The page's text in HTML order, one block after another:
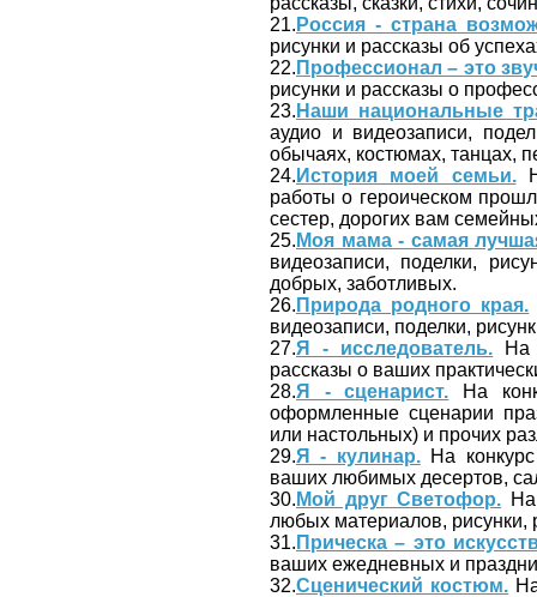
21. Россия - страна
рисунки и рассказы об
22. Профессионал – это
рисунки и рассказы о
23. Наши национальные
аудио и видеозаписи,
обычаях, костюмах, танцах,
24. История моей семьи.
работы о героическом
сестер, дорогих вам
25. Моя мама - самая
видеозаписи, поделки,
добрых, заботливых.
26. Природа родного края.
видеозаписи, поделки,
27.Я - исследователь. На
рассказы о ваших
28.Я - сценарист. На
оформленные сценарии
или настольных) и прочих
29.Я - кулинар.На конкурс
ваших любимых десертов,
30. Мой друг Светофор.
любых материалов, рисунки,
31. Прическа – это
ваших ежедневных и
32.Сценический костюм.